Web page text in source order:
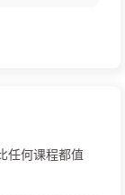
任何课程都值